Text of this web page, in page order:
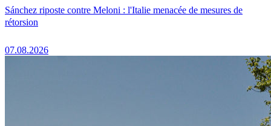
Sánchez riposte contre Meloni : l'Italie menacée de mesures de
rétorsion
07.08.2026